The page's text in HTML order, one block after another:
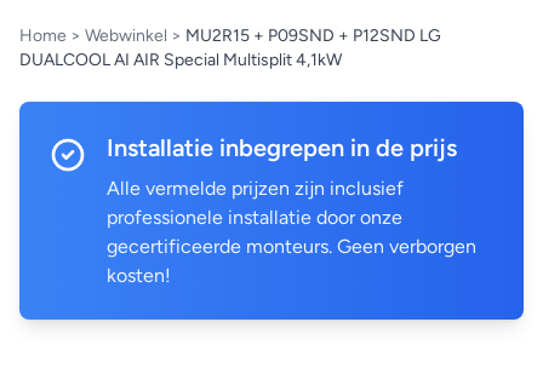
Home > Webwinkel > MU2R15 + P09SND + P12SND LG
DUALCOOL AI AIR Special Multisplit 4,1kW
Installatie inbegrepen in de prijs
Alle vermelde prijzen zijn inclusief
professionele installatie door onze
gecertificeerde monteurs. Geen verborgen
kosten!